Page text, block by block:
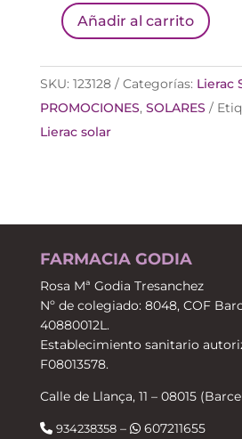
LIERAC
CUERPO
SPF50
150ML
Añadir al carrito
SKU: 123128 Categorías: Lierac
PROMOCIONES, SOLARES
Lierac solar
FARMACIA GODIA
Rosa Mª Godia Tresanchez
Nº de colegiado: 8048, COF
40880012L.
Establecimiento sanitario
F08013578.
Calle de Llança, 11 – 08015
934238358– 607211655